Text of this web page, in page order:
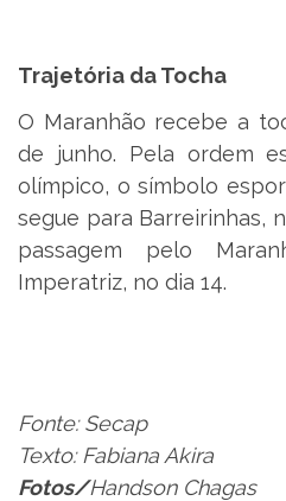
Trajetória da Tocha
O Maranhão recebe a
de junho. Pela ordem
olímpico, o símbolo
segue para Barreirinhas,
passagem pelo
Imperatriz, no dia 14.
Fonte: Secap
Texto: Fabiana Akira
Fotos/Handson Chagas